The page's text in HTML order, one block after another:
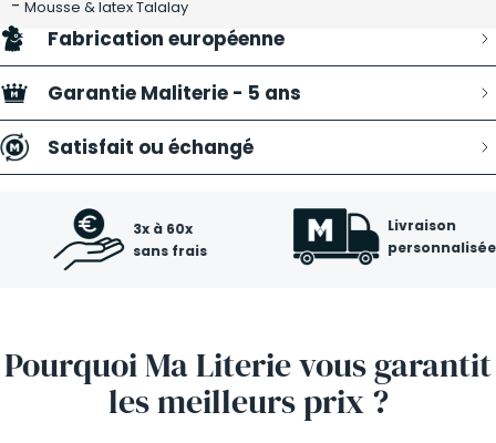
- Mousse & latex Talalay
Fabrication européenne
Garantie Maliterie - 5 ans
Satisfait ou échangé
3x à 60x
sans frais
Livraison
personnalisée
Pourquoi Ma Literie vous garantit
les meilleurs prix ?